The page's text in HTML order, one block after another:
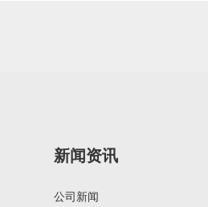
新闻资讯
公司新闻